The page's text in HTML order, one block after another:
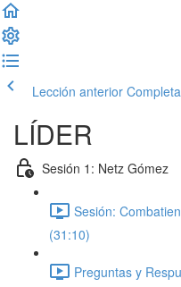
Lección anterior
LÍDER
Sesión 1: Netz Gómez
Sesión:
(31:10)
Preguntas y